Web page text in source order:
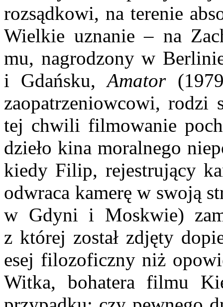
rozsądkowi, na terenie
Wielkie uznanie – na
mu, nagrodzony w
i Gdańsku,Amator
zaopatrzeniowcowi, rodzi
tej chwili filmowanie
dzieło kina moralnego
kiedy Filip, rejestrujący
odwraca kamerę w swoją
w Gdyni i Moskwie)
z której został zdjęty
esej filozoficzny niż
Witka, bohatera filmu